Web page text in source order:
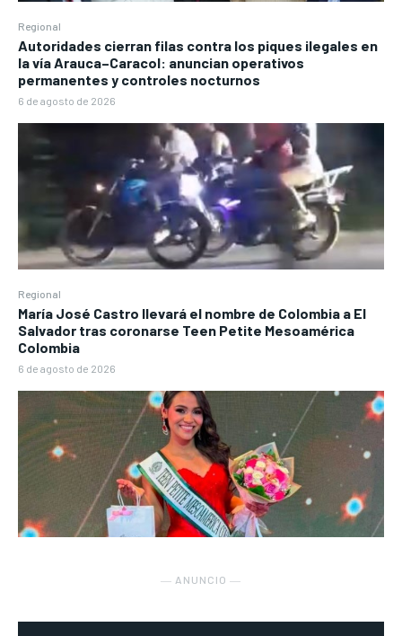
Regional
Autoridades cierran filas contra los piques ilegales en
la vía Arauca–Caracol: anuncian operativos
permanentes y controles nocturnos
6 de agosto de 2026
Regional
María José Castro llevará el nombre de Colombia a El
Salvador tras coronarse Teen Petite Mesoamérica
Colombia
6 de agosto de 2026
― ANUNCIO ―